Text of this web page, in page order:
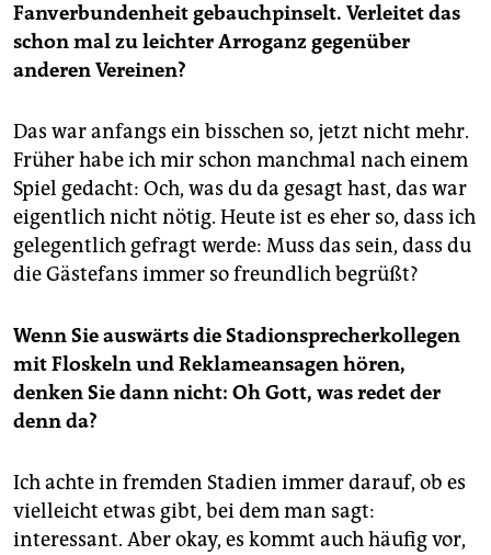
Fanverbundenheit gebauchpinselt. Verleitet das
schon mal zu leichter Arroganz gegenüber
anderen Vereinen?
Das war anfangs ein bisschen so, jetzt nicht mehr.
Früher habe ich mir schon manchmal nach einem
Spiel gedacht: Och, was du da gesagt hast, das war
eigentlich nicht nötig. Heute ist es eher so, dass ich
gelegentlich gefragt werde: Muss das sein, dass du
die Gästefans immer so freundlich begrüßt?
Wenn Sie auswärts die Stadionsprecherkollegen
mit Floskeln und Reklameansagen hören,
denken Sie dann nicht: Oh Gott, was redet der
denn da?
Ich achte in fremden Stadien immer darauf, ob es
vielleicht etwas gibt, bei dem man sagt:
interessant. Aber okay, es kommt auch häufig vor,